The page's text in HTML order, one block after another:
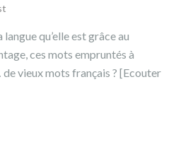
qu’elle est grâce au
ces mots empruntés à
vieux mots français ? [Ecouter